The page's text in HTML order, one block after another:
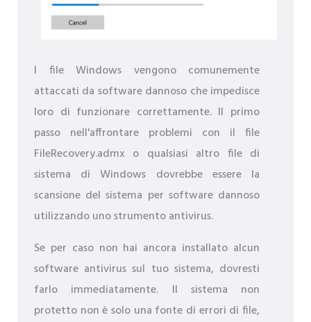
I file Windows vengono comunemente
attaccati da software dannoso che impedisce
loro di funzionare correttamente. Il primo
passo nell'affrontare problemi con il file
FileRecovery.admx o qualsiasi altro file di
sistema di Windows dovrebbe essere la
scansione del sistema per software dannoso
utilizzando uno strumento antivirus.
Se per caso non hai ancora installato alcun
software antivirus sul tuo sistema, dovresti
farlo immediatamente. Il sistema non
protetto non è solo una fonte di errori di file,